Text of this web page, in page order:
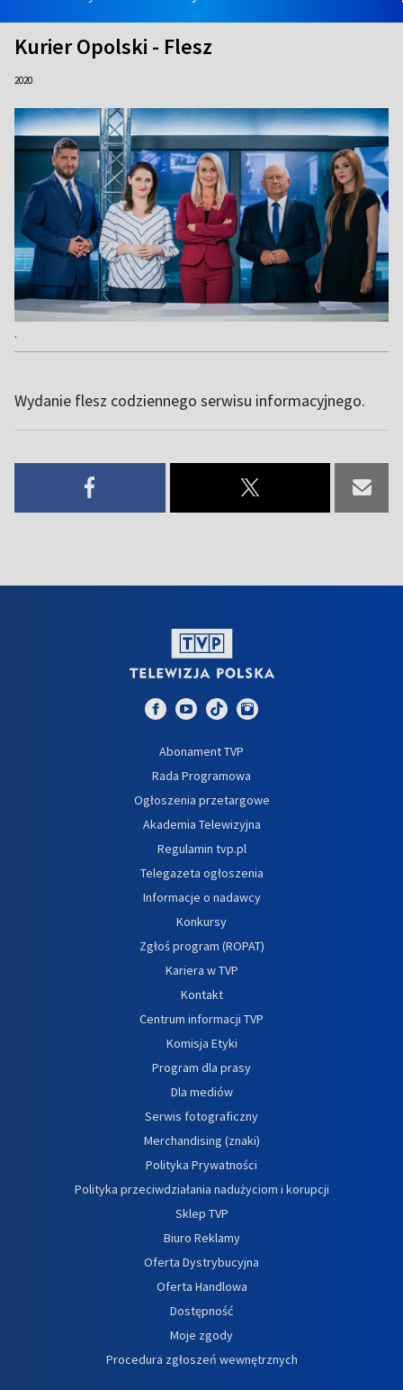
Kurier Opolski - Flesz
2020
.
Wydanie flesz codziennego serwisu informacyjnego.
Abonament TVP
Rada Programowa
Ogłoszenia przetargowe
Akademia Telewizyjna
Regulamin tvp.pl
Telegazeta ogłoszenia
Informacje o nadawcy
Konkursy
Zgłoś program (ROPAT)
Kariera w TVP
Kontakt
Centrum informacji TVP
Komisja Etyki
Program dla prasy
Dla mediów
Serwis fotograficzny
Merchandising (znaki)
Polityka Prywatności
Polityka przeciwdziałania nadużyciom i korupcji
Sklep TVP
Biuro Reklamy
Oferta Dystrybucyjna
Oferta Handlowa
Dostępność
Moje zgody
Procedura zgłoszeń wewnętrznych